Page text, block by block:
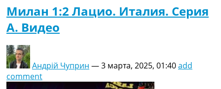
Милан 1:2 Лацио. Италия. Серия
A. Видео
Андрій Чуприн —3 марта, 2025, 01:40add
comment